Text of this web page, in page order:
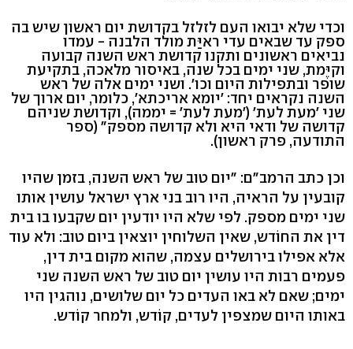
וכדי שלא יבואו העם לזלזל בקדושת יום ראשון שיש בה
ספק עד שבאים עדי ראיַּת מולד הלבנה - עמדו
נביאים ראשונים ותקנו קדושת ראש השנה קבועה
וקיֶּמת, שני ימים בכל שנה, באיסור מלאכה, בתקיעת
שופר ובתפילות היום וכו'. ושני ימים אלה של ראש
השנה נקראים יחד: 'יומא אריכתא', כלומר, יום ארוך של
שני 'מעת לעת' ('מעת לעת' = יממה), וקדושת שניהם
קדושה של ודאי היא ולא קדושה מספק" (ספר
התודעה, פרק ראשון).
וכן כתב הרמב"ם: "יום טוב של ראש השנה, בזמן שהיו
קובעין על הראיה, היו רוב בני ארץ ישראל עושין אותו
שני ימים מספק. לפי שלא היו יודעין יום שקבעו בו בית
דין את החוֹדש, שאין השלוחין יוצאין ביום טוב: ולא עוד
אלא אפילו בירושלים עצמה, שהוא מקום בית דין,
פעמים רבות היו עושין יום טוב של ראש השנה שני
ימים; שאם לא באו העדים כל יום שלושים, נוהגין היו
באותו היום שמצפין לעדים, קוֹדש, ולמחר קוֹדש.